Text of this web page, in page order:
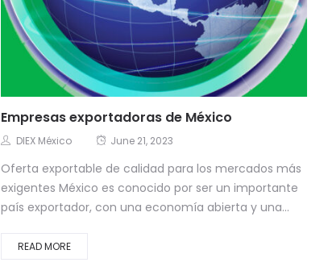
Empresas exportadoras de México
DIEX México June 21, 2023
Oferta exportable de calidad para los mercados más
exigentes México es conocido por ser un importante
país exportador, con una economía abierta y una...
READ MORE